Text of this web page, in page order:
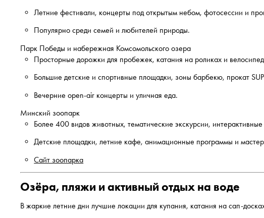
Летние фестивали, концерты под открытым небом, фотосессии и
Популярно среди семей и любителей природы.
Парк Победы и набережная Комсомольского озера
Просторные дорожки для пробежек, катания на роликах и
Большие детские и спортивные площадки, зоны барбекю, прокат
Вечерние open-air концерты и уличная еда.
Минский зоопарк
Более 400 видов животных, тематические экскурсии,
Детские площадки, летние кафе, анимационные программы и
Сайт зоопарка
Озёра, пляжи и активный отдых на воде
В жаркие летние дни лучшие локации для купания, катания на сап-